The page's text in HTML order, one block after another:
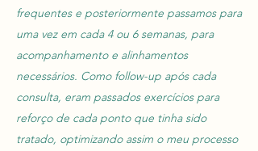
frequentes e posteriormente passamos para
uma vez em cada 4 ou 6 semanas, para
acompanhamento e alinhamentos
necessários. Como follow-up após cada
consulta, eram passados exercícios para
reforço de cada ponto que tinha sido
tratado, optimizando assim o meu processo